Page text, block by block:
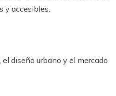
y accesibles.
el diseño urbano y el mercado